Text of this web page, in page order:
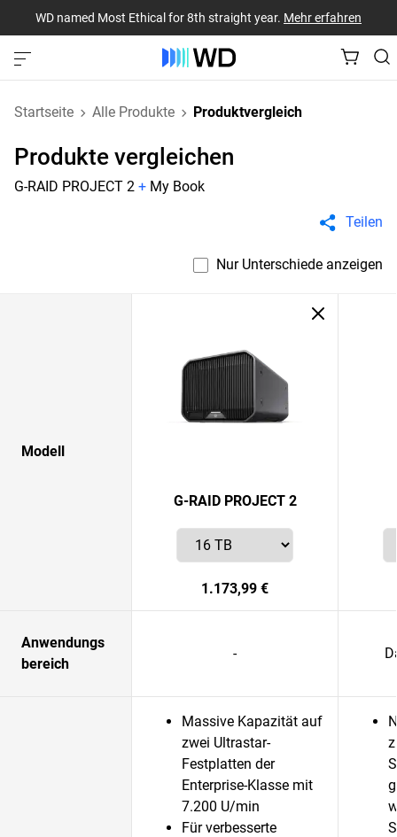
WD named Most Ethical for 8th straight year. Mehr erfahren
Startseite Alle Produkte Produktvergleich
Produkte vergleichen
G-RAID PROJECT 2 + My Book
Teilen
Nur Unterschiede anzeigen
Modell
G-RAID PROJECT 2
1.173,99 €
Anwendungs
bereich
-
Massive Kapazität auf
zwei Ultrastar-
Festplatten der
Enterprise-Klasse mit
7.200 U/min
Für verbesserte